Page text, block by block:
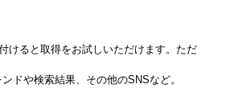
けると取得をお試しいただけます。ただ
ドや検索結果、その他のSNSなど。